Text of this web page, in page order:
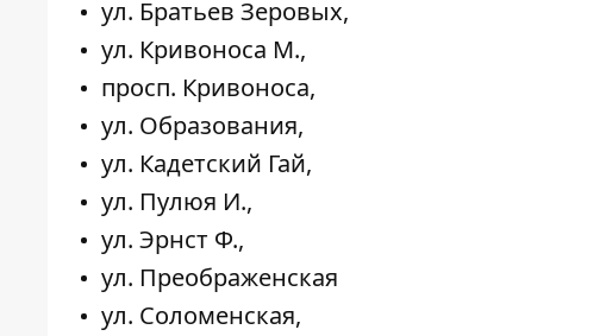
ул. Братьев Зеровых,
ул. Кривоноса М.,
просп. Кривоноса,
ул. Образования,
ул. Кадетский Гай,
ул. Пулюя И.,
ул. Эрнст Ф.,
ул. Преображенская
ул. Соломенская,